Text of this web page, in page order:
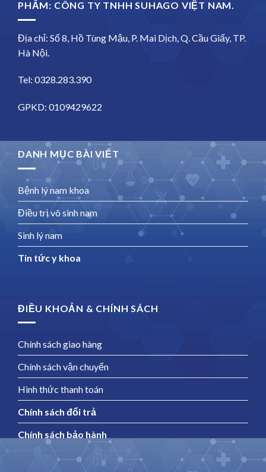
PHẨM: CÔNG TY TNHH SUHAGO VIỆT NAM.
Địa chỉ: Số 8, Hồ Tùng Mậu, P. Mai Dịch, Q. Cầu Giấy, TP.
Hà Nội.
Tel: 0328.283.390
GPKD: 0109429622
DANH MỤC BÀI VIẾT
Bệnh lý nam khoa
Điều trị vô sinh nam
Sinh lý nam
Tin tức y khoa
ĐIỀU KHOẢN & CHÍNH SÁCH
Chính sách giao hàng
Chính sách vận chuyển
Hình thức thanh toán
Chính sách đổi trả
Chính sách bảo hành